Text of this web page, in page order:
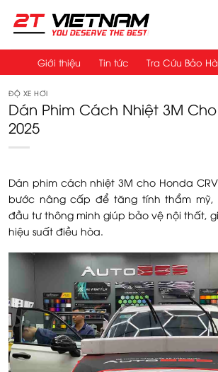
qua
Giới thiệu Tin tức Tra Cứu Bảo
ĐỘ XE HƠI
Dán Phim Cách Nhiệt 3M
2025
Dán phim cách nhiệt 3M cho Honda
bước nâng cấp để tăng tính thẩm mỹ,
đầu tư thông minh giúp bảo vệ nội thất,
hiệu suất điều hòa.